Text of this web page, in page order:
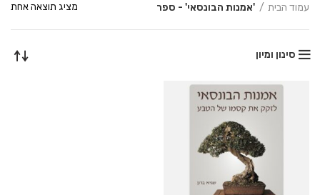
עמוד הבית 'אמנות הבונסאי' - ספר מציג תוצאה אחת
סינון ומיון